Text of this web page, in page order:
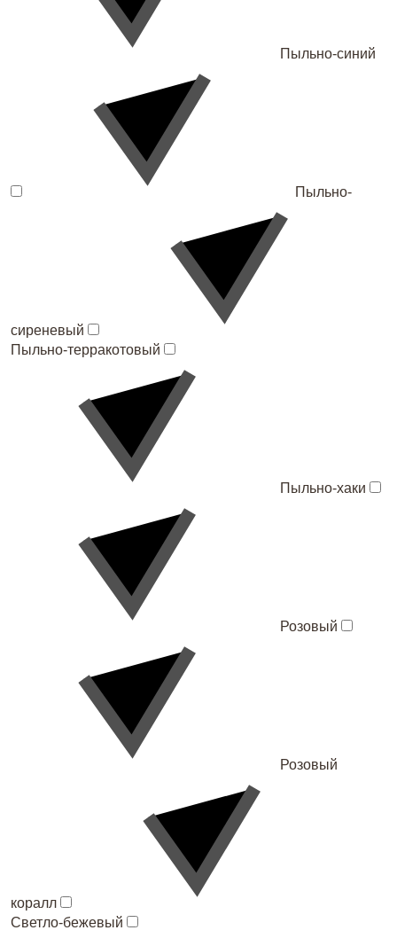
Пыльно-синий
Пыльно-
сиреневый
Пыльно-терракотовый
Пыльно-хаки
Розовый
Розовый
коралл
Светло-бежевый